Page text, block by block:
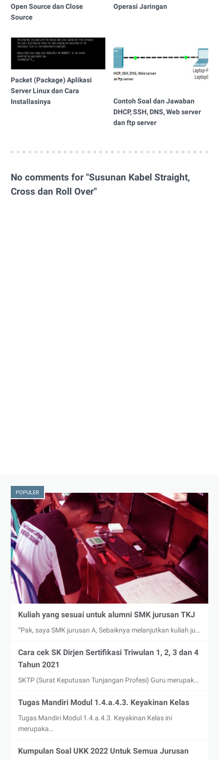
Open Source dan Close
Source
Operasi Jaringan
Packet (Package) Aplikasi
Server Linux dan Cara
Installasinya
Contoh Soal dan Jawaban
DHCP, SSH, DNS, Web server
dan ftp server
No comments for "Susunan Kabel Straight,
Cross dan Roll Over"
POPULER
Kuliah yang sesuai untuk alumni SMK jurusan TKJ
“Pak, saya SMK jurusan A, Sebaiknya melanjutkan kuliah ju…
Cara cek SK Dirjen Sertifikasi Triwulan 1, 2, 3 dan 4
Tahun 2021
SKTP (Surat Keputusan Tunjangan Profesi) Guru merupak…
Tugas Mandiri Modul 1.4.a.4.3. Keyakinan Kelas
Tugas Mandiri Modul 1.4.a.4.3. Keyakinan Kelas ini
merupaka…
Kumpulan Soal UKK 2022 Untuk Semua Jurusan